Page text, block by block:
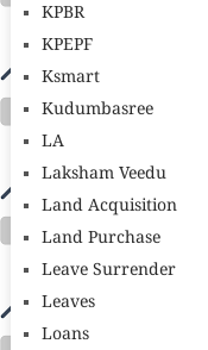
KPBR
KPEPF
Ksmart
Kudumbasree
LA
Laksham Veedu
Land Acquisition
Land Purchase
Leave Surrender
Leaves
Loans